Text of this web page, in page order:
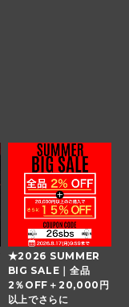
★2026 SUMMER
BIG SALE｜全品
2％OFF＋20,000円
以上でさらに